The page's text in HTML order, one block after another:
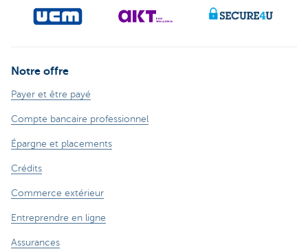
Notre offre
Payer et être payé
Compte bancaire professionnel
Épargne et placements
Crédits
Commerce extérieur
Entreprendre en ligne
Assurances